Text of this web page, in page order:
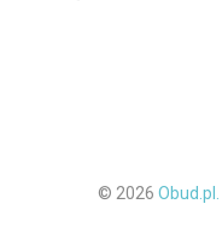
© 2026 Obud.pl.